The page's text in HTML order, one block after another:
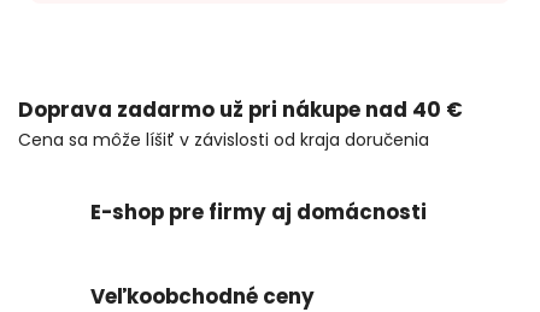
Doprava zadarmo už pri nákupe nad 40 €
Cena sa môže líšiť v závislosti od kraja doručenia
E-shop pre firmy aj domácnosti
Veľkoobchodné ceny